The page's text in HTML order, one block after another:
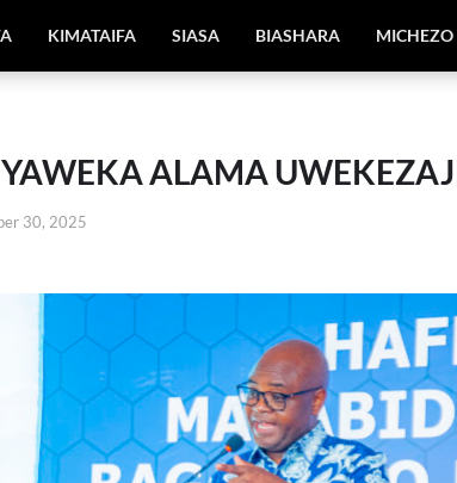
KIMATAIFA SIASA BIASHARA MICHEZO
ALAMA
30, 2025